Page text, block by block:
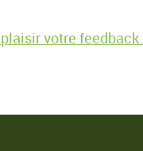
votre feedback.